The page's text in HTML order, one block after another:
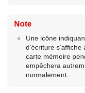
Note
Une icône
d’écriture
carte mémoire
empêchera
normalement.